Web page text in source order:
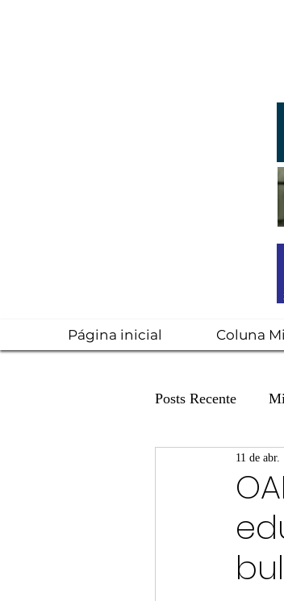
Página inicial Coluna
Posts Recente
Coluna Fatos e
Coluna:
11 de abr.